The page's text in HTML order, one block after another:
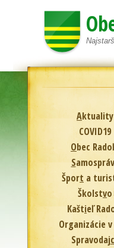
Aktuality
COVID19
Obec
S
Šport a
Školstvo
Kaštieľ
Organizácie
Spravodajc